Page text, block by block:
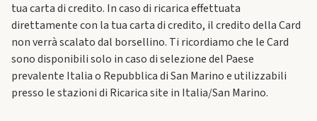
tua carta di credito. In caso di ricarica effettuata
direttamente con la tua carta di credito, il credito della Card
non verrà scalato dal borsellino. Ti ricordiamo che le Card
sono disponibili solo in caso di selezione del Paese
prevalente Italia o Repubblica di San Marino e utilizzabili
presso le stazioni di Ricarica site in Italia/San Marino.